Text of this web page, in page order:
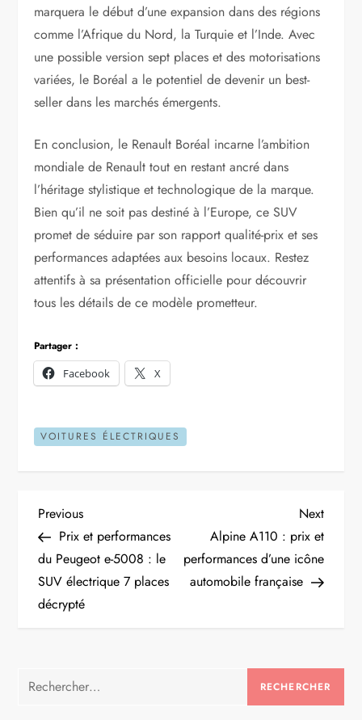
marquera le début d’une expansion dans des régions
comme l’Afrique du Nord, la Turquie et l’Inde. Avec
une possible version sept places et des motorisations
variées, le Boréal a le potentiel de devenir un best-
seller dans les marchés émergents.
En conclusion, le Renault Boréal incarne l’ambition
mondiale de Renault tout en restant ancré dans
l’héritage stylistique et technologique de la marque.
Bien qu’il ne soit pas destiné à l’Europe, ce SUV
promet de séduire par son rapport qualité-prix et ses
performances adaptées aux besoins locaux. Restez
attentifs à sa présentation officielle pour découvrir
tous les détails de ce modèle prometteur.
Partager :
Facebook
X
VOITURES ÉLECTRIQUES
N
a
v
g
Previous
Post
Previous
Prix et performances
du Peugeot e-5008 : le
SUV électrique 7 places
décrypté
Next
Post
Next
Alpine A110 : prix et
performances d’une icône
automobile française
Rechercher :